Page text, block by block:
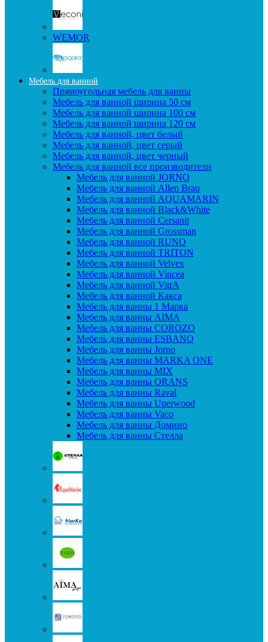
WEMOR
Мебель для ванной
Прямоугольная мебель для ванны
Мебель для ванной ширина 50 см
Мебель для ванной ширина 100 см
Мебель для ванной ширина 120 см
Мебель для ванной, цвет белый
Мебель для ванной, цвет серый
Мебель для ванной, цвет черный
Мебель для ванной все производители
Мебель для ванной JORNO
Мебель для ванной Allen Brau
Мебель для ванной AQUAMARIN
Мебель для ванной Black&White
Мебель для ванной Cersanit
Мебель для ванной Grossman
Мебель для ванной RUNO
Мебель для ванной TRITON
Мебель для ванной Velvex
Мебель для ванной Vincea
Мебель для ванной VitrA
Мебель для ванной Какса
Мебель для ванны 1 Марка
Мебель для ванны AIMA
Мебель для ванны COROZO
Мебель для ванны ESBANO
Мебель для ванны Jorno
Мебель для ванны MARKA ONE
Мебель для ванны MIX
Мебель для ванны ORANS
Мебель для ванны Raval
Мебель для ванны Uperwood
Мебель для ванны Vaco
Мебель для ванны Домино
Мебель для ванны Стелла